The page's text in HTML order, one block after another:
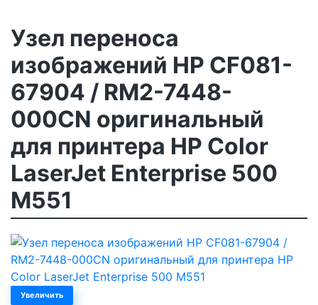
Узел переноса
изображений HP CF081-
67904 / RM2-7448-
000CN оригинальный
для принтера HP Color
LaserJet Enterprise 500
M551
Увеличить